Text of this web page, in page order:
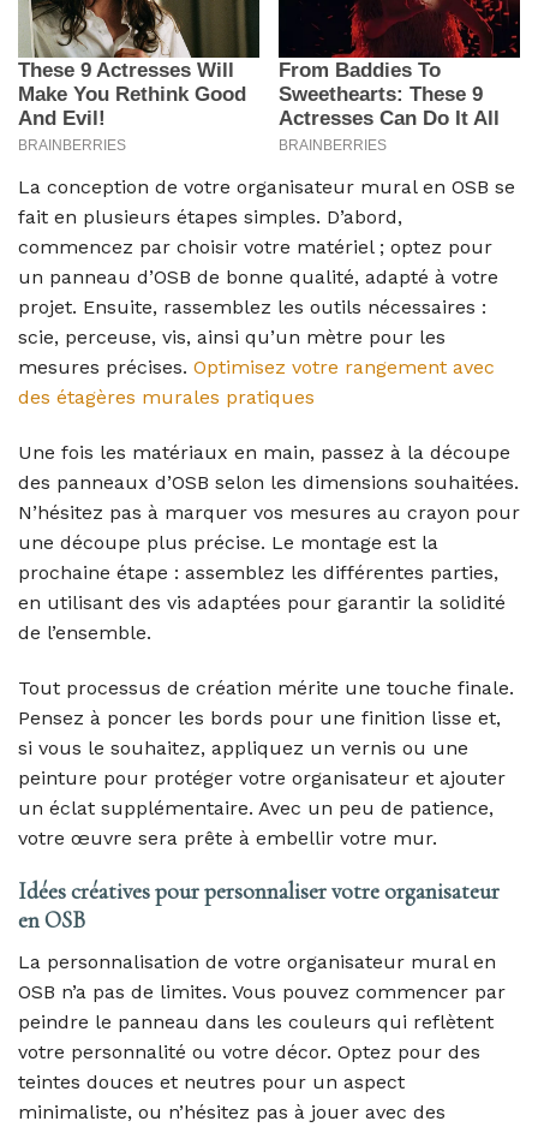
La conception de votre organisateur mural en OSB se
fait en plusieurs étapes simples. D’abord,
commencez par choisir votre matériel ; optez pour
un panneau d’OSB de bonne qualité, adapté à votre
projet. Ensuite, rassemblez les outils nécessaires :
scie, perceuse, vis, ainsi qu’un mètre pour les
mesures précises. Optimisez votre rangement avec
des étagères murales pratiques
Une fois les matériaux en main, passez à la découpe
des panneaux d’OSB selon les dimensions souhaitées.
N’hésitez pas à marquer vos mesures au crayon pour
une découpe plus précise. Le montage est la
prochaine étape : assemblez les différentes parties,
en utilisant des vis adaptées pour garantir la solidité
de l’ensemble.
Tout processus de création mérite une touche finale.
Pensez à poncer les bords pour une finition lisse et,
si vous le souhaitez, appliquez un vernis ou une
peinture pour protéger votre organisateur et ajouter
un éclat supplémentaire. Avec un peu de patience,
votre œuvre sera prête à embellir votre mur.
Idées créatives pour personnaliser votre organisateur
en OSB
La personnalisation de votre organisateur mural en
OSB n’a pas de limites. Vous pouvez commencer par
peindre le panneau dans les couleurs qui reflètent
votre personnalité ou votre décor. Optez pour des
teintes douces et neutres pour un aspect
minimaliste, ou n’hésitez pas à jouer avec des